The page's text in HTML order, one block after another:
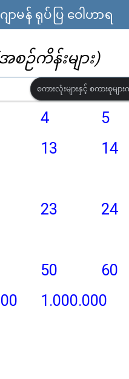
ဂျာမန် ရုပ်ပြ ဝေါဟာရ
စဉ်ကိန်းများ)
စကားလုံးများနှင့် စကားစုမ
4
5
13
14
23
24
50
60
1.000.000